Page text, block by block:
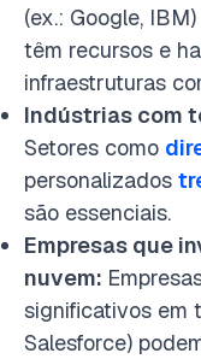
(ex.: Google,
têm recursos e
infraestruturas
Indústrias com
Setores como
personalizados
são essenciais.
Empresas que
nuvem:
significativos em
Salesforce)